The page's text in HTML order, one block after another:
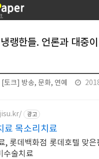
랭한들. 언론과 대중
[토크] 방송, 문화, 연예
광고
료 목소리치료
, 롯데백화점 롯데호텔 맞은
수술치료